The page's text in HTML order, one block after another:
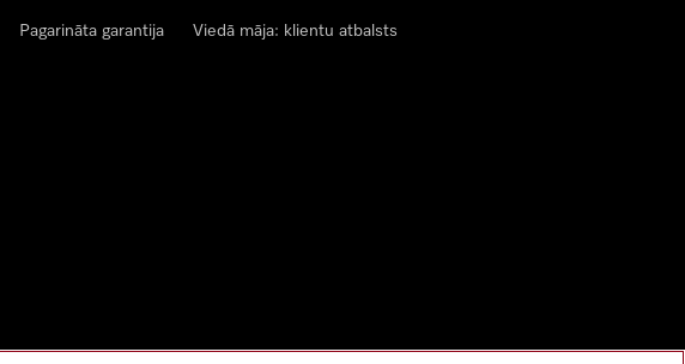
Pagarināta garantija Viedā māja: klientu atbalsts